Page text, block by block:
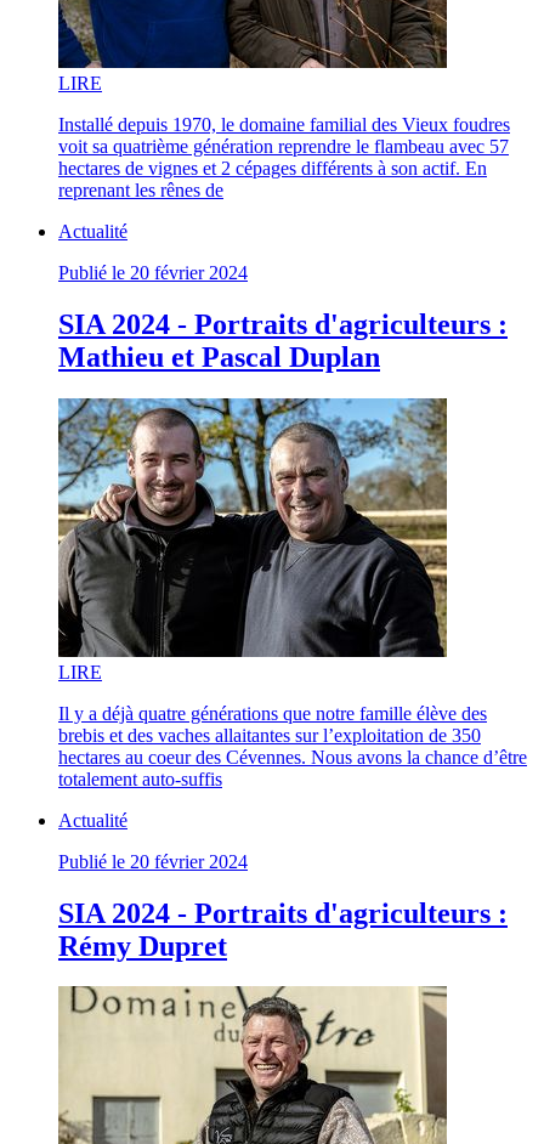
LIRE
Installé depuis 1970, le domaine familial des Vieux foudres
voit sa quatrième génération reprendre le flambeau avec 57
hectares de vignes et 2 cépages différents à son actif. En
reprenant les rênes de
Actualité
Publié le 20 février 2024
SIA 2024 - Portraits d'agriculteurs :
Mathieu et Pascal Duplan
LIRE
Il y a déjà quatre générations que notre famille élève des
brebis et des vaches allaitantes sur l’exploitation de 350
hectares au coeur des Cévennes. Nous avons la chance d’être
totalement auto-suffis
Actualité
Publié le 20 février 2024
SIA 2024 - Portraits d'agriculteurs :
Rémy Dupret